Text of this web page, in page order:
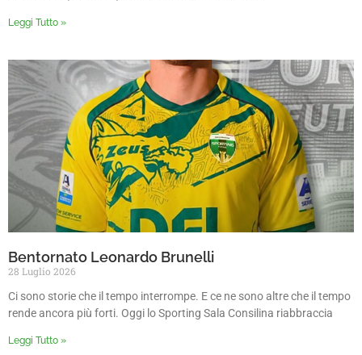
Leggi Tutto »
Bentornato Leonardo Brunelli
28 Luglio 2026
Ci sono storie che il tempo interrompe. E ce ne sono altre che il tempo
rende ancora più forti. Oggi lo Sporting Sala Consilina riabbraccia
Leggi Tutto »